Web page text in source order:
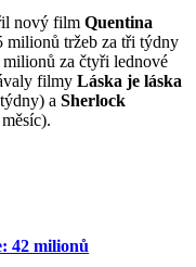
nový film Quentina
milionů tržeb za tři týdny
milionů za čtyři lednové
filmy Láska je láska
a Sherlock
42 milionů